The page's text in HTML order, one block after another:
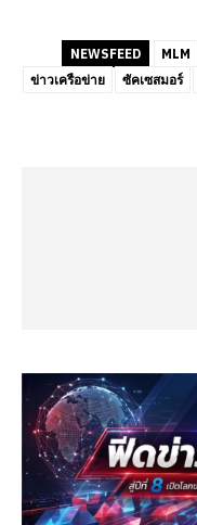
NEWSFEED MLM
ข่าวเครือข่าย
ซัคเซสมอร์